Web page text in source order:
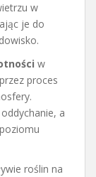
w
je do
w
proces
a
roślin na